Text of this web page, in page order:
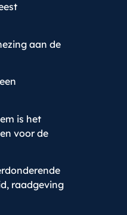
aan de
is het
voor de
raadgeving